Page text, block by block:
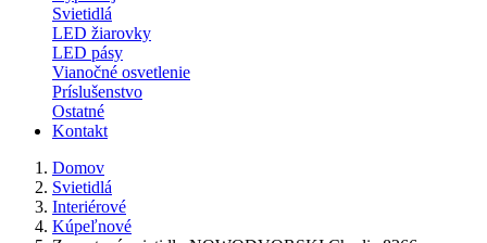
Svietidlá
LED žiarovky
LED pásy
Vianočné osvetlenie
Príslušenstvo
Ostatné
Kontakt
Domov
Svietidlá
Interiérové
Kúpeľnové